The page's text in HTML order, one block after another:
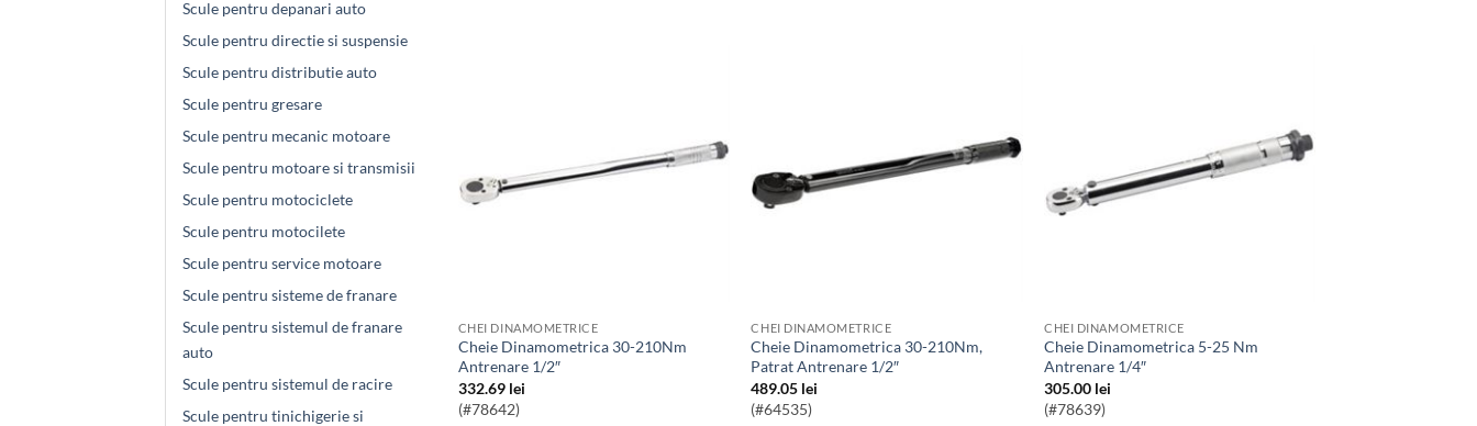
Scule pentru depanari auto
Scule pentru directie si suspensie
Scule pentru distributie auto
Scule pentru gresare
Scule pentru mecanic motoare
Scule pentru motoare si transmisii
Scule pentru motociclete
Scule pentru motocilete
Scule pentru service motoare
Scule pentru sisteme de franare
Scule pentru sistemul de franare
auto
Scule pentru sistemul de racire
Scule pentru tinichigerie si
CHEI DINAMOMETRICE
Cheie Dinamometrica 30-210Nm
Antrenare 1/2″
332.69 lei
(#78642)
CHEI DINAMOMETRICE
Cheie Dinamometrica 30-210Nm,
Patrat Antrenare 1/2″
489.05 lei
(#64535)
CHEI DINAMOMETRICE
Cheie Dinamometrica 5-25 Nm
Antrenare 1/4″
305.00 lei
(#78639)